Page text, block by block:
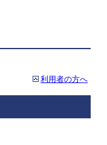
利用者の方へ